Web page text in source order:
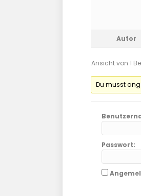
Autor
Ansicht von 1
Du musst
Passwort: